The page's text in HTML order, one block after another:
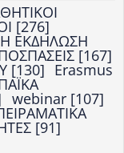
[276]
ΕΚΔΗΛΩΣΗ
[167]
[130] Erasmus
webinar [107]
[91]